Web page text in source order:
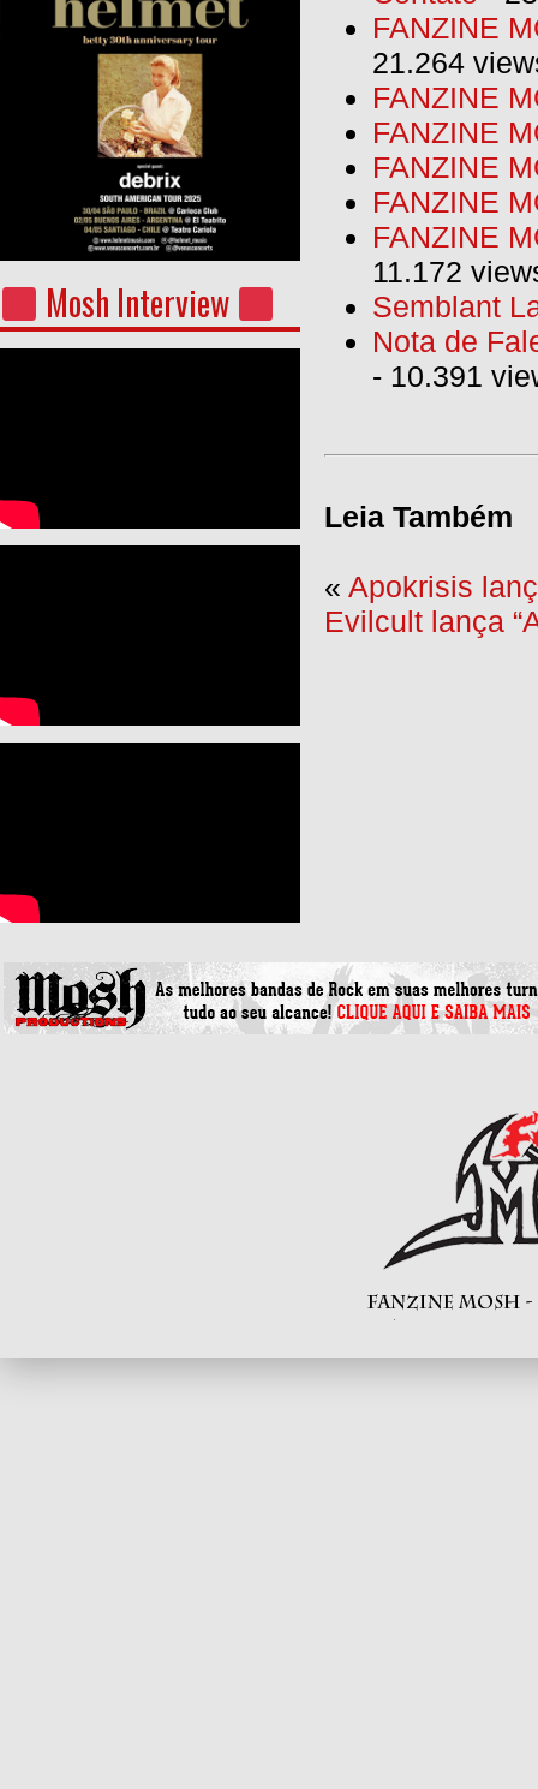
Mosh Interview
FANZINE
21.264
FANZINE
FANZINE
FANZINE
FANZINE
FANZINE
11.172
Semblant
Nota de
- 10.391
Leia Também
« Apokrisis
Evilcult lança